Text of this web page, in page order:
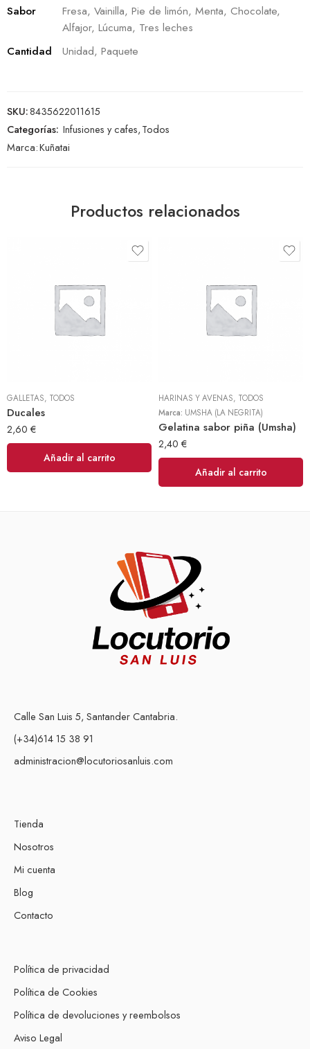
Sabor
Fresa, Vainilla, Pie de limón, Menta, Chocolate,
Alfajor, Lúcuma, Tres leches
Cantidad
Unidad, Paquete
SKU:8435622011615
Categorías: Infusiones y cafes,Todos
Marca:Kuñatai
Productos relacionados
GALLETAS, TODOS
Ducales
2,60 €
Añadir al carrito
HARINAS Y AVENAS, TODOS
Marca: UMSHA (LA NEGRITA)
Gelatina sabor piña (Umsha)
2,40 €
Añadir al carrito
Calle San Luis 5, Santander Cantabria.
(+34)614 15 38 91
administracion@locutoriosanluis.com
Tienda
Nosotros
Mi cuenta
Blog
Contacto
Política de privacidad
Política de Cookies
Política de devoluciones y reembolsos
Aviso Legal